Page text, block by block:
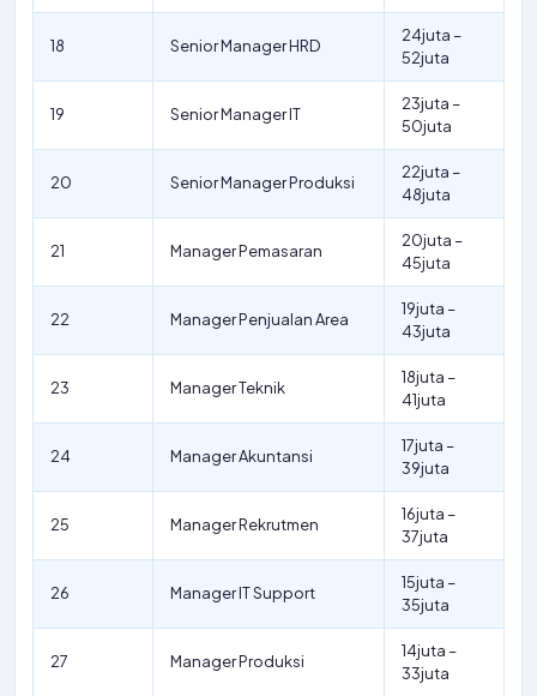
18 Senior Manager HRD
24juta –
52juta
19 Senior Manager IT
23juta –
50juta
20 Senior Manager Produksi
22juta –
48juta
21 Manager Pemasaran
20juta –
45juta
22 Manager Penjualan Area
19juta –
43juta
23 Manager Teknik
18juta –
41juta
24 Manager Akuntansi
17juta –
39juta
25 Manager Rekrutmen
16juta –
37juta
26 Manager IT Support
15juta –
35juta
27 Manager Produksi
14juta –
33juta